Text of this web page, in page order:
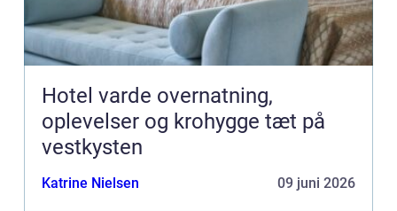
Hotel varde overnatning,
oplevelser og krohygge tæt på
vestkysten
Katrine Nielsen 09 juni 2026